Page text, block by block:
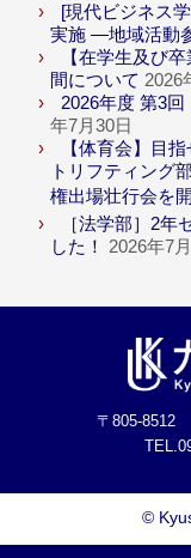
[現代ビジネス
実施 ―地域活動
【在学生及び
間について 2026
2026年度 第3
年7月30日
【体育会】目
トリフティング
権出場壮行会を
［法学部］2年
した！
2026年7
〒805-8512
©